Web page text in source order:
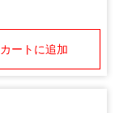
カートに追加